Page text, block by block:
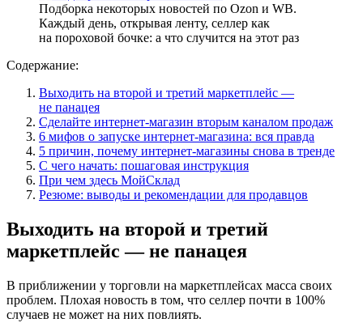
Подборка некоторых новостей по Ozon и WB.
Каждый день, открывая ленту, селлер как
на пороховой бочке: а что случится на этот раз
Содержание:
Выходить на второй и третий маркетплейс —
не панацея
Сделайте интернет-магазин вторым каналом продаж
6 мифов о запуске интернет-магазина: вся правда
5 причин, почему интернет-магазины снова в тренде
С чего начать: пошаговая инструкция
При чем здесь МойСклад
Резюме: выводы и рекомендации для продавцов
Выходить на второй и третий
маркетплейс — не панацея
В приближении у торговли на маркетплейсах масса своих
проблем. Плохая новость в том, что селлер почти в 100%
случаев не может на них повлиять.